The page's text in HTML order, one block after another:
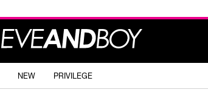
NEW PRIVILEGE